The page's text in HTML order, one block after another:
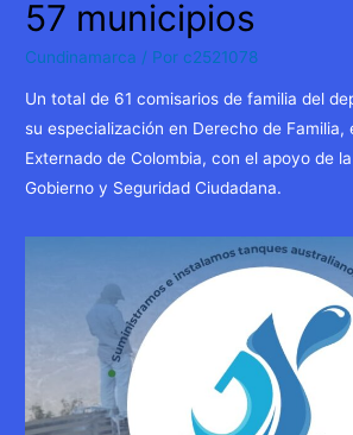
57 municipios
Cundinamarca / Por c2521078
Un total de 61 comisarios de familia del
su especialización en Derecho de Familia,
Externado de Colombia, con el apoyo de
Gobierno y Seguridad Ciudadana.